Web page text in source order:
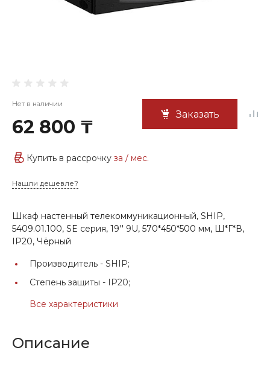
Нет в наличии
62 800 ₸
Заказать
Купить в рассрочку за / мес.
Нашли дешевле?
Шкаф настенный телекоммуникационный, SHIP,
5409.01.100, SE серия, 19'' 9U, 570*450*500 мм, Ш*Г*В,
IP20, Чёрный
Производитель - SHIP;
Степень защиты - IP20;
Все характеристики
Описание